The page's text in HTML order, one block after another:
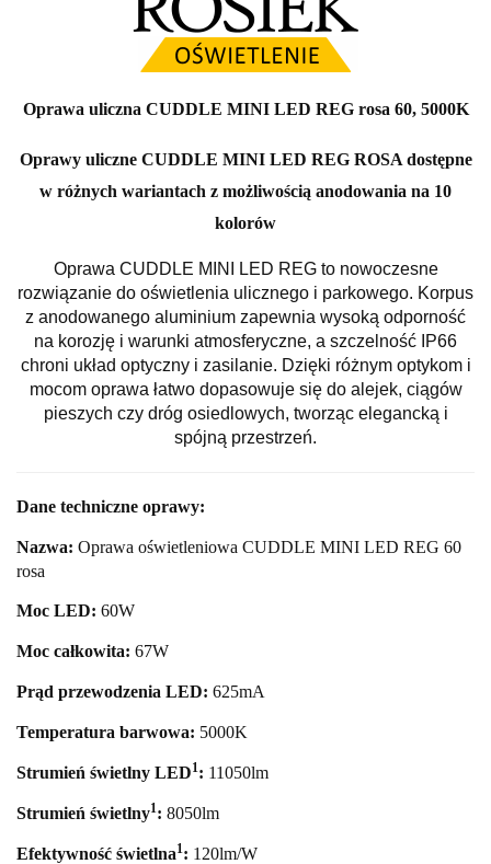
Oprawa uliczna CUDDLE MINI LED REG rosa 60, 5000K
Oprawy uliczne CUDDLE MINI LED REG ROSA dostępne
w różnych wariantach z możliwością anodowania na 10
kolorów
Oprawa CUDDLE MINI LED REG to nowoczesne
rozwiązanie do oświetlenia ulicznego i parkowego. Korpus
z anodowanego aluminium zapewnia wysoką odporność
na korozję i warunki atmosferyczne, a szczelność IP66
chroni układ optyczny i zasilanie. Dzięki różnym optykom i
mocom oprawa łatwo dopasowuje się do alejek, ciągów
pieszych czy dróg osiedlowych, tworząc elegancką i
spójną przestrzeń.
Dane techniczne oprawy:
Nazwa: Oprawa oświetleniowa CUDDLE MINI LED REG 60
rosa
Moc LED: 60W
Moc całkowita: 67W
Prąd przewodzenia LED: 625mA
Temperatura barwowa: 5000K
Strumień świetlny LED1 : 11050lm
Strumień świetlny1 : 8050lm
Efektywność świetlna1 : 120lm/W